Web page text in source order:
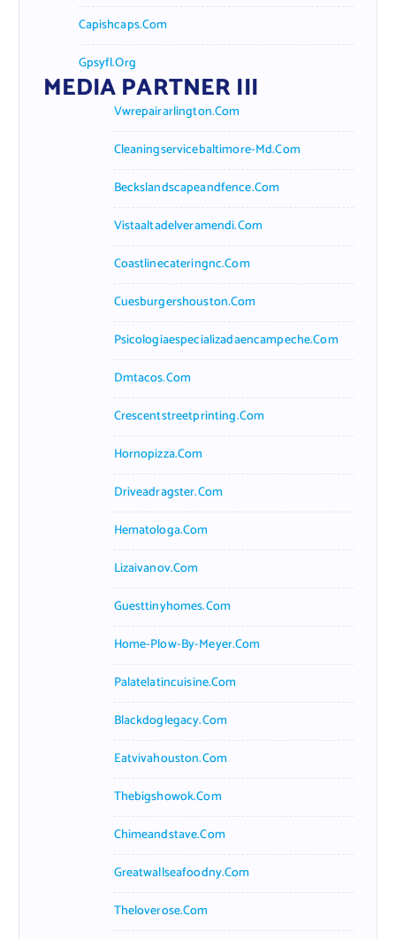
Capishcaps.com
Gpsyfl.org
MEDIA PARTNER III
Vwrepairarlington.com
Cleaningservicebaltimore-Md.com
Beckslandscapeandfence.com
Vistaaltadelveramendi.com
Coastlinecateringnc.com
Cuesburgershouston.com
Psicologiaespecializadaencampeche.com
Dmtacos.com
Crescentstreetprinting.com
Hornopizza.com
Driveadragster.com
Hematologa.com
Lizaivanov.com
Guesttinyhomes.com
Home-Plow-By-Meyer.com
Palatelatincuisine.com
Blackdoglegacy.com
Eatvivahouston.com
Thebigshowok.com
Chimeandstave.com
Greatwallseafoodny.com
Theloverose.com